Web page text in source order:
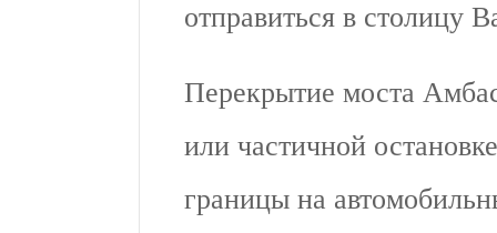
отправиться в столицу
Перекрытие моста
или частичной
границы на